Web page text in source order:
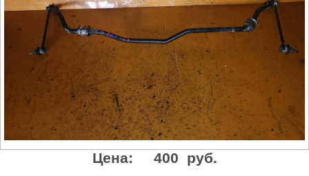
Цена: 400 руб.